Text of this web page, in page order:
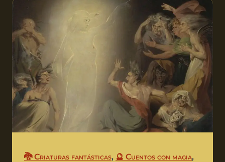
🐉 Criaturas fantásticas, 🔮 Cuentos con magia,